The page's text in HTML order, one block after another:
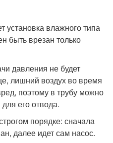
установка влажного типа
быть врезан только
давления не будет
лишний воздух во время
поэтому в трубу можно
его отвода.
порядке: сначала
далее идет сам насос.